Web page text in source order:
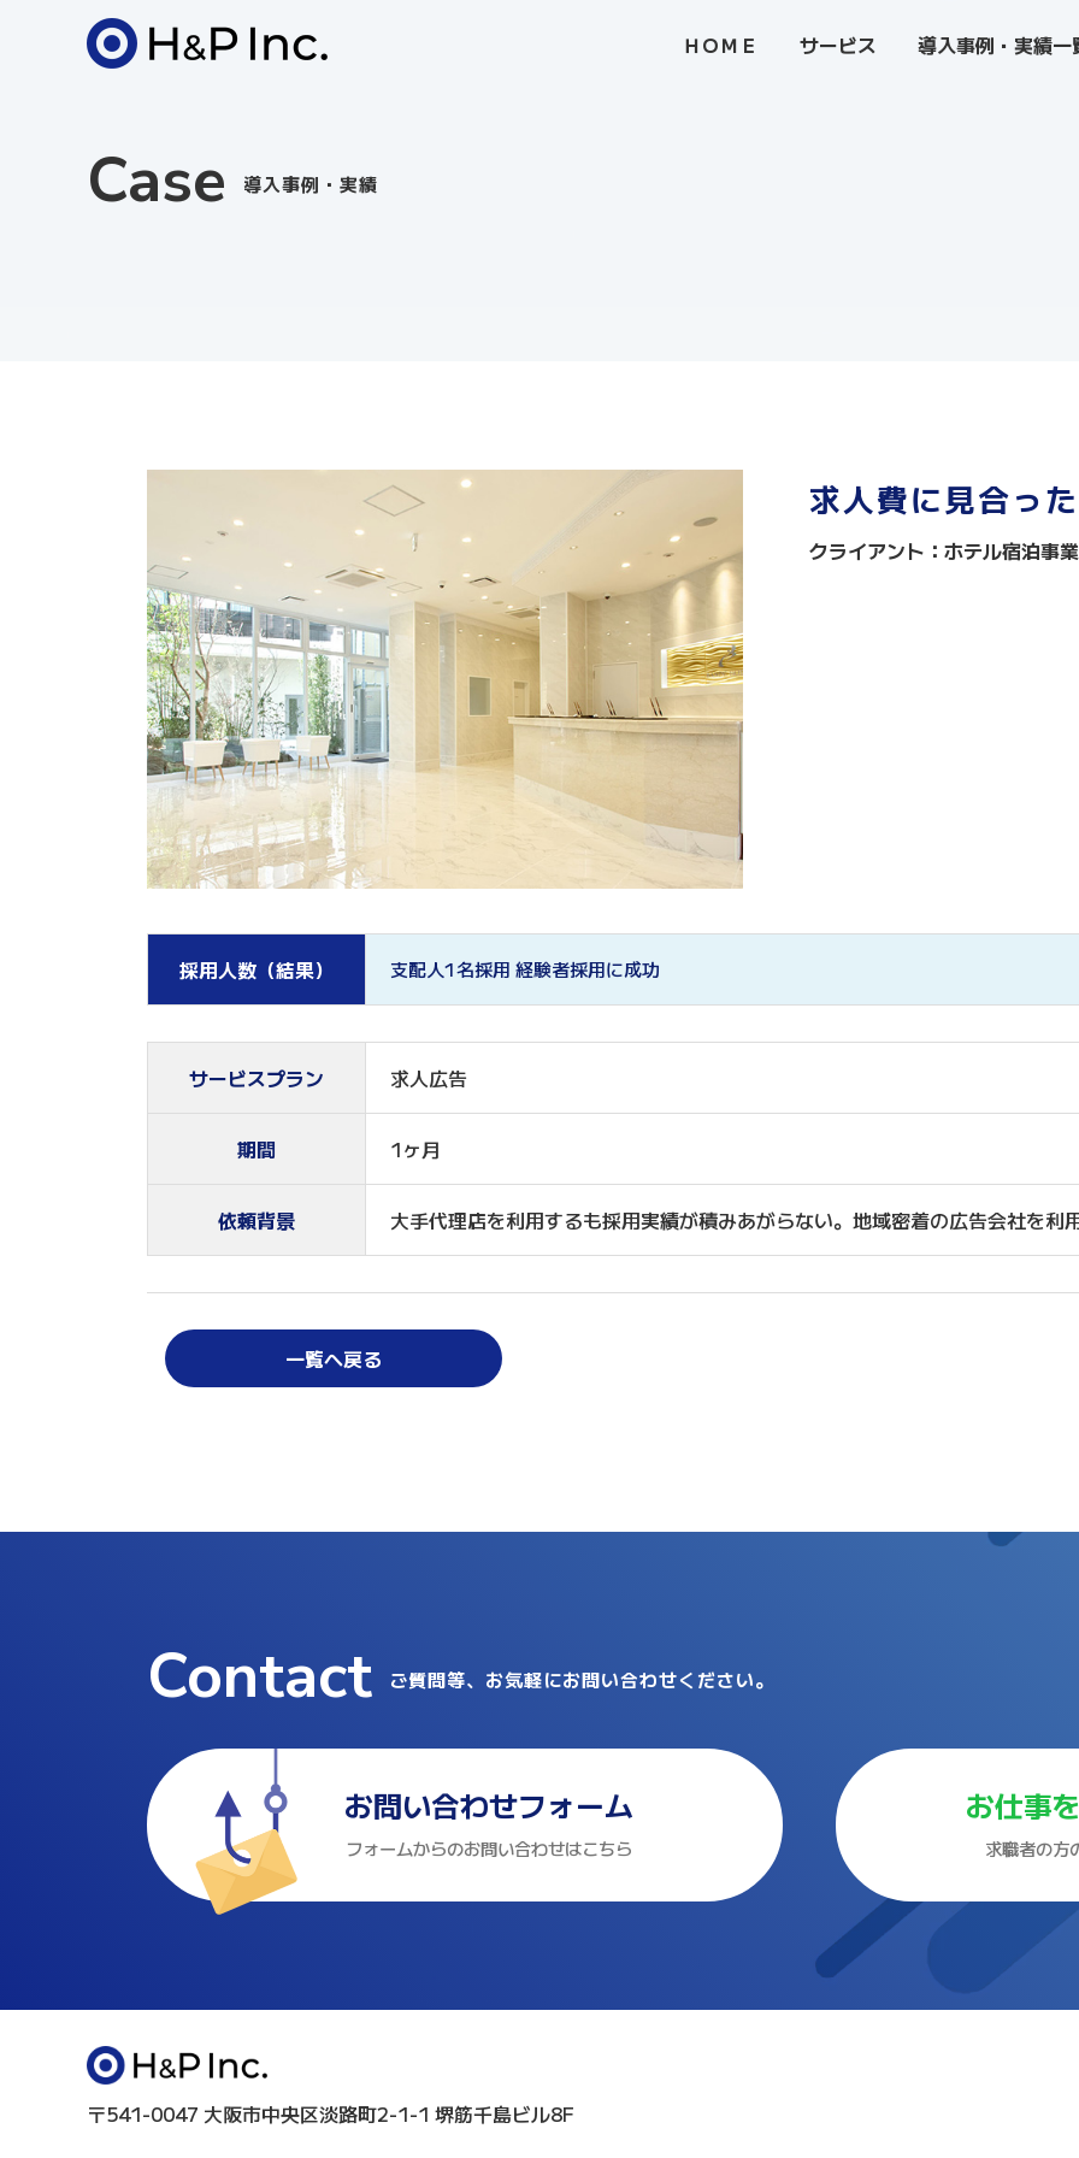
ＨＯＭＥ サービス 導入事例・実績一
Case 導入事例・実績
求人費に見合っ
クライアント：ホテル宿泊事
採用人数（結果） 支配人1名採用 経験者採用に成功
サービスプラン 求人広告
期間 1ヶ月
依頼背景 大手代理店を利用するも採用実績が積みあがらない。地域密着の広告会社を利
一覧へ戻る
Contact ご質問等、お気軽にお問い合わせください。
お問い合わせフォーム
フォームからのお問い合わせはこちら
お仕事
求職者の方
〒541-0047 大阪市中央区淡路町2-1-1 堺筋千島ビル8F